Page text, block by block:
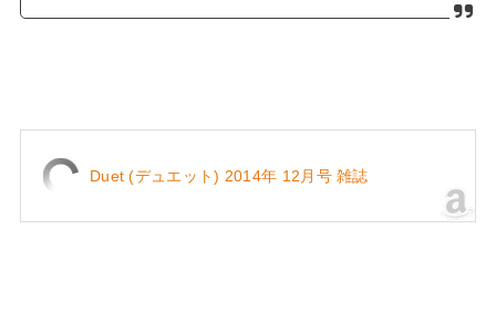
Duet (デュエット) 2014年 12月号 雑誌